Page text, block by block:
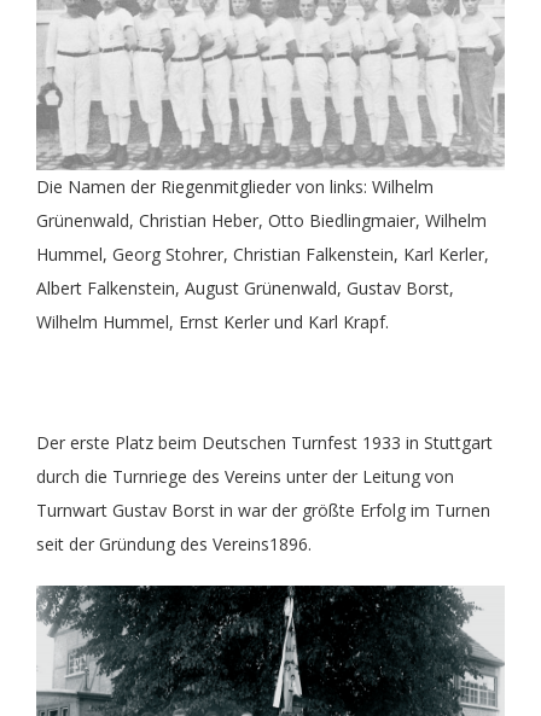
Die Namen der Riegenmitglieder von links: Wilhelm
Grünenwald, Christian Heber, Otto Biedlingmaier, Wilhelm
Hummel, Georg Stohrer, Christian Falkenstein, Karl Kerler,
Albert Falkenstein, August Grünenwald, Gustav Borst,
Wilhelm Hummel, Ernst Kerler und Karl Krapf.
Der erste Platz beim Deutschen Turnfest 1933 in Stuttgart
durch die Turnriege des Vereins unter der Leitung von
Turnwart Gustav Borst in war der größte Erfolg im Turnen
seit der Gründung des Vereins1896.